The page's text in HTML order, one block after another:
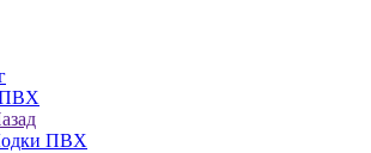
ПВХ